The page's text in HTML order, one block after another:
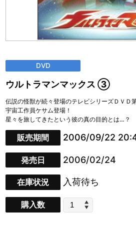
DVD
ウルトラマンマックス ③
伝説の怪獣が続々登場のテレビシリーズＤＶＤ
宇宙工作員ケサム登場！
星々を旅してきたという彼の真の目的とは…？
販売期間 2006/09/22
発売日 2006/02/24
在庫状況 入荷待ち
購入数